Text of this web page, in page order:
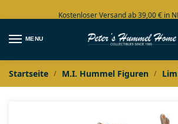
Kostenloser Versand ab 39,00 € in
Große Auswahl auf Lager
MENU
Startseite / M.I. Hummel Figuren /